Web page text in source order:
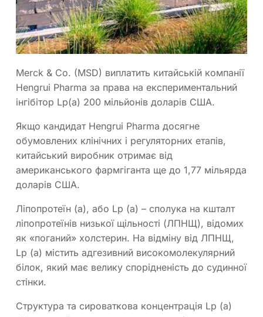
Merck & Co. (MSD) виплатить китайській компанії
Hengrui Pharma за права на експериментальний
інгібітор Lp(a) 200 мільйонів доларів США.
Якщо кандидат Hengrui Pharma досягне
обумовлених клінічних і регуляторних етапів,
китайський виробник отримає від
американського фармгіганта ще до 1,77 мільярда
доларів США.
Ліпопротеїн (а), або Lp (a) – сполука на кшталт
ліпопротеїнів низької щільності (ЛПНЩ), відомих
як «поганий» холстерин. На відміну від ЛПНЩ,
Lp (a) містить адгезивний високомолекулярний
білок, який має велику спорідненість до судинної
стінки.
Структура та сироваткова концентрація Lp (a)